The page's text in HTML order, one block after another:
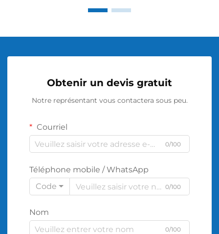
Obtenir un devis gratuit
Notre représentant vous contactera sous peu.
Courriel
0/100
Téléphone mobile / WhatsApp
Code
0/100
Nom
0/100